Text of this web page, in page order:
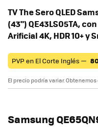
TV The Sero QLED
(43") QE43LS05TA,
Arificial 4K, HDR 10+ y
PVP en El Corte Inglés —
El precio podría variar.
Samsung